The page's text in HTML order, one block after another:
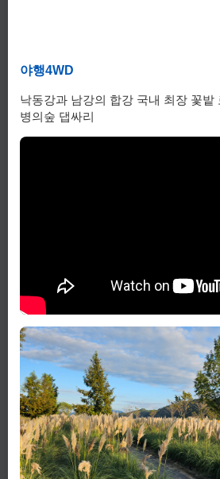
야행4WD
낙동강과 남강의 합강 국내 최장 꽃밭
병의숲 댑싸리